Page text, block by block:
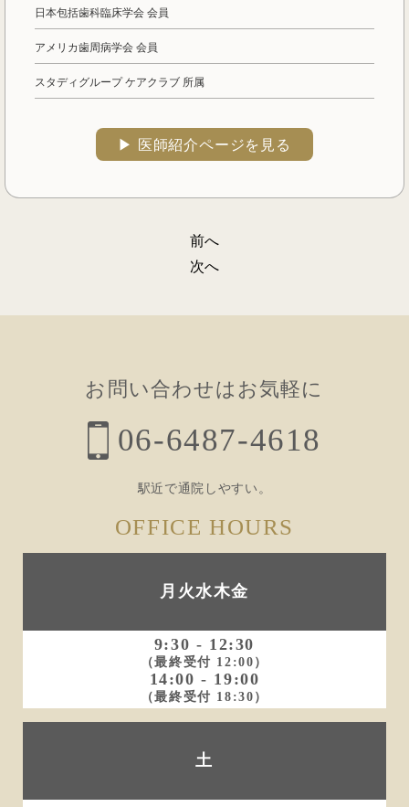
日本包括歯科臨床学会 会員
アメリカ歯周病学会 会員
スタディグループ ケアクラブ 所属
▶︎ 医師紹介ページを見る
ナ
ン
前へ
次へ
お問い合わせはお気軽に
06-6487-4618
駅近で通院しやすい。
OFFICE HOURS
月火水木金
9:30 - 12:30
（最終受付 12:00）
14:00 - 19:00
（最終受付 18:30）
土